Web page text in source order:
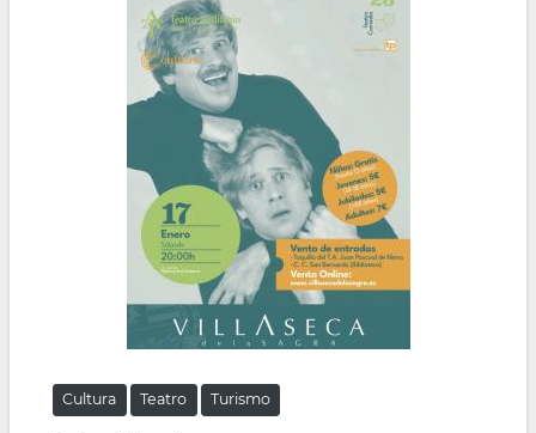
navegación
Cultura Teatro Turismo